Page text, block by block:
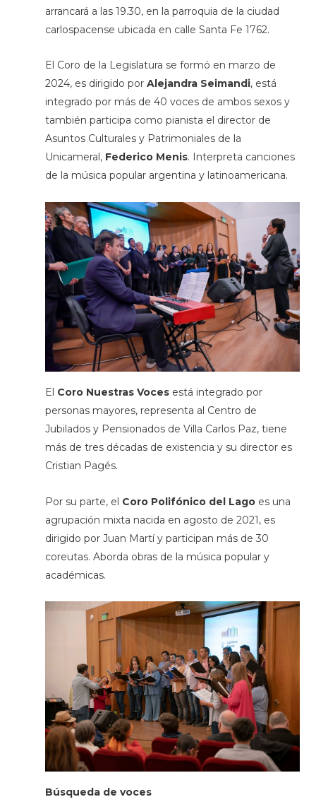
arrancará a las 19.30, en la parroquia de la ciudad
carlospacense ubicada en calle Santa Fe 1762.
El Coro de la Legislatura se formó en marzo de
2024, es dirigido por Alejandra Seimandi, está
integrado por más de 40 voces de ambos sexos y
también participa como pianista el director de
Asuntos Culturales y Patrimoniales de la
Unicameral, Federico Menis. Interpreta canciones
de la música popular argentina y latinoamericana.
El Coro Nuestras Vocesestá integrado por
personas mayores, representa al Centro de
Jubilados y Pensionados de Villa Carlos Paz, tiene
más de tres décadas de existencia y su director es
Cristian Pagés.
Por su parte, el Coro Polifónico del Lagoes una
agrupación mixta nacida en agosto de 2021, es
dirigido por Juan Martí y participan más de 30
coreutas. Aborda obras de la música popular y
académicas.
Búsqueda de voces